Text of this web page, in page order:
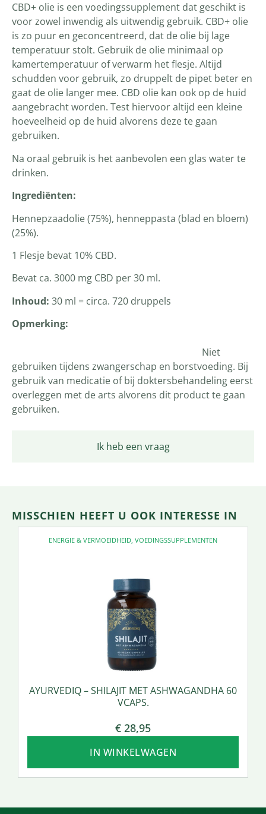
Ik heb een vraag
CBD+ olie is een voedingssupplement dat geschikt is
voor zowel inwendig als uitwendig gebruik. CBD+ olie
is zo puur en geconcentreerd, dat de olie bij lage
temperatuur stolt. Gebruik de olie minimaal op
kamertemperatuur of verwarm het flesje. Altijd
schudden voor gebruik, zo druppelt de pipet beter en
gaat de olie langer mee. CBD olie kan ook op de huid
aangebracht worden. Test hiervoor altijd een kleine
hoeveelheid op de huid alvorens deze te gaan
gebruiken.
Na oraal gebruik is het aanbevolen een glas water te
drinken.
Ingrediënten:
Hennepzaadolie (75%), henneppasta (blad en bloem)
(25%).
1 Flesje bevat 10% CBD.
Bevat ca. 3000 mg CBD per 30 ml.
Inhoud: 30 ml = circa. 720 druppels
Opmerking:
Niet
gebruiken tijdens zwangerschap en borstvoeding. Bij
gebruik van medicatie of bij doktersbehandeling eerst
overleggen met de arts alvorens dit product te gaan
gebruiken.
MISSCHIEN HEEFT U OOK INTERESSE IN
ENERGIE & VERMOEIDHEID, VOEDINGSSUPPLEMENTEN
AYURVEDIQ – SHILAJIT MET ASHWAGANDHA 60
VCAPS.
€ 28,95
IN WINKELWAGEN